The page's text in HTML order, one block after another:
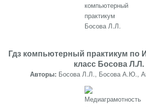
Гдз компьютерный практикум по
класс Босова Л.Л.
Авторы: Босова Л.Л., Босова А.Ю.,